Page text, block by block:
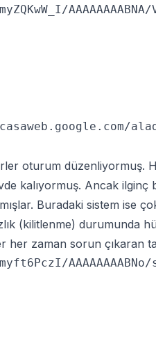
oturum düzenliyormuş.
kalıyormuş. Ancak
Buradaki sistem ise
(kilitlenme) durumunda
her zaman sorun çıkaran